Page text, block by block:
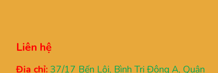
Liên hệ
Địa chỉ: 37/17 Bến Lội, Bình Trị Đông A, Quận